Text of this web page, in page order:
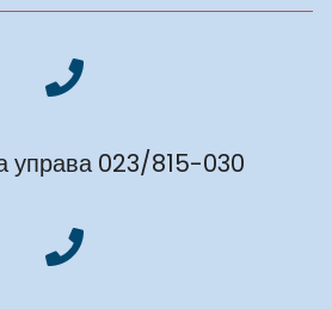
управа 023/815-030